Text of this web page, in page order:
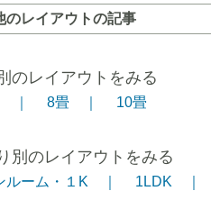
のレイアウトの記事
のレイアウトをみる
｜ 8畳 ｜ 10畳
別のレイアウトをみる
ーム・１K ｜ 1LDK ｜